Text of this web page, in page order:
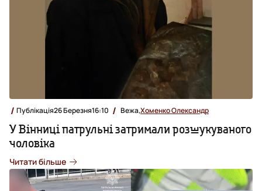
Публікація26 Березня16:10 Вежа,Хоменко Олександр
У Вінниці патрульні затримали розшукуваного
чоловіка
Читати більше